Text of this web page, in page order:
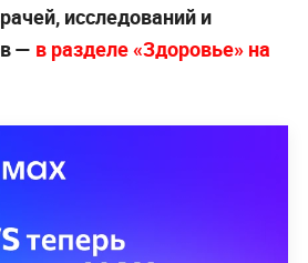
исследований и
— в разделе «Здоровье» на